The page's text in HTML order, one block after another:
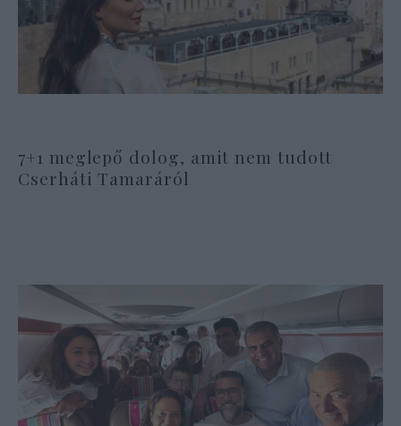
7+1 meglepő dolog, amit nem tudott
Cserháti Tamaráról